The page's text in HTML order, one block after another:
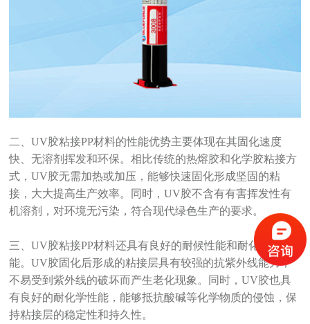
二、UV胶粘接PP材料的性能优势主要体现在其固化速度
快、无溶剂挥发和环保。相比传统的热熔胶和化学胶粘接方
式，UV胶无需加热或加压，能够快速固化形成坚固的粘
接，大大提高生产效率。同时，UV胶不含有有害挥发性有
机溶剂，对环境无污染，符合现代绿色生产的要求。
三、UV胶粘接PP材料还具有良好的耐候性能和耐化学性
能。UV胶固化后形成的粘接层具有较强的抗紫外线能力，
不易受到紫外线的破坏而产生老化现象。同时，UV胶也具
有良好的耐化学性能，能够抵抗酸碱等化学物质的侵蚀，保
持粘接层的稳定性和持久性。